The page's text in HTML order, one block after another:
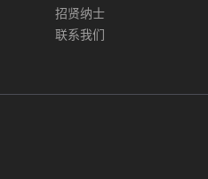
招贤纳士
联系我们